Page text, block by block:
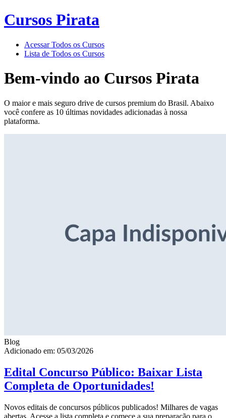
Cursos Pirata
Acessar Todos os Cursos
Lista de Todos os Cursos
Bem-vindo ao Cursos Pirata
O maior e mais seguro drive de cursos premium do Brasil. Abaixo
você confere as 10 últimas novidades adicionadas à nossa
plataforma.
Blog
Adicionado em: 05/03/2026
Edital Concurso Público: Baixar Lista
Completa de Oportunidades!
Novos editais de concursos públicos publicados! Milhares de vagas
abertas. Acesse a lista completa e comece a sua preparação para o